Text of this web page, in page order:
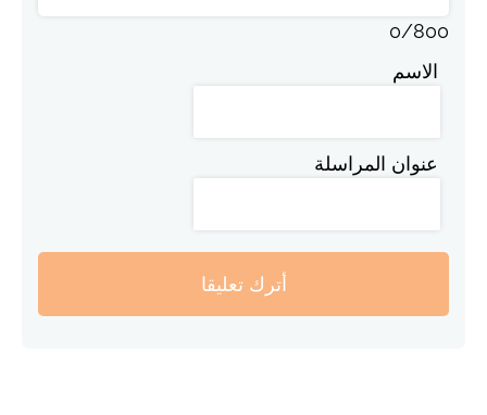
0/800
الاسم
عنوان المراسلة
أترك تعليقا